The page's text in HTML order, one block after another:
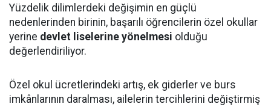
Yüzdelik dilimlerdeki değişimin en güçlü
nedenlerinden birinin, başarılı öğrencilerin özel okullar
yerine devlet liselerine yönelmesi olduğu
değerlendiriliyor.
Özel okul ücretlerindeki artış, ek giderler ve burs
imkânlarının daralması, ailelerin tercihlerini değiştirmiş